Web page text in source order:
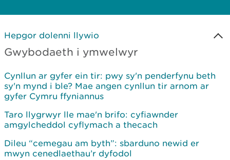
Hepgor dolenni llywio
Gwybodaeth i ymwelwyr
Cynllun ar gyfer ein tir: pwy sy'n penderfynu beth
sy'n mynd i ble? Mae angen cynllun tir arnom ar
gyfer Cymru ffyniannus
Taro llygrwyr lle mae'n brifo: cyfiawnder
amgylcheddol cyflymach a thecach
Dileu “cemegau am byth”: sbarduno newid er
mwyn cenedlaethau’r dyfodol